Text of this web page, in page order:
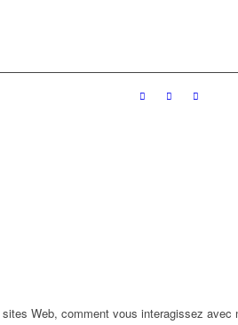
Web, comment vous interagissez avec